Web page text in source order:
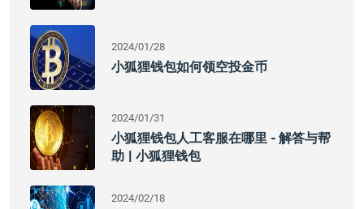
2024/01/28
小狐狸钱包如何领空投金币
2024/01/31
小狐狸钱包人工客服在哪里 - 解答与帮
助 | 小狐狸钱包
2024/02/18